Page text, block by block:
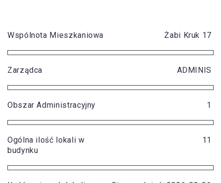
Wspólnota Mieszkaniowa Żabi Kruk 17
Zarządca ADMINIS
Obszar Administracyjny 1
Ogólna ilość lokali w
budynku
11